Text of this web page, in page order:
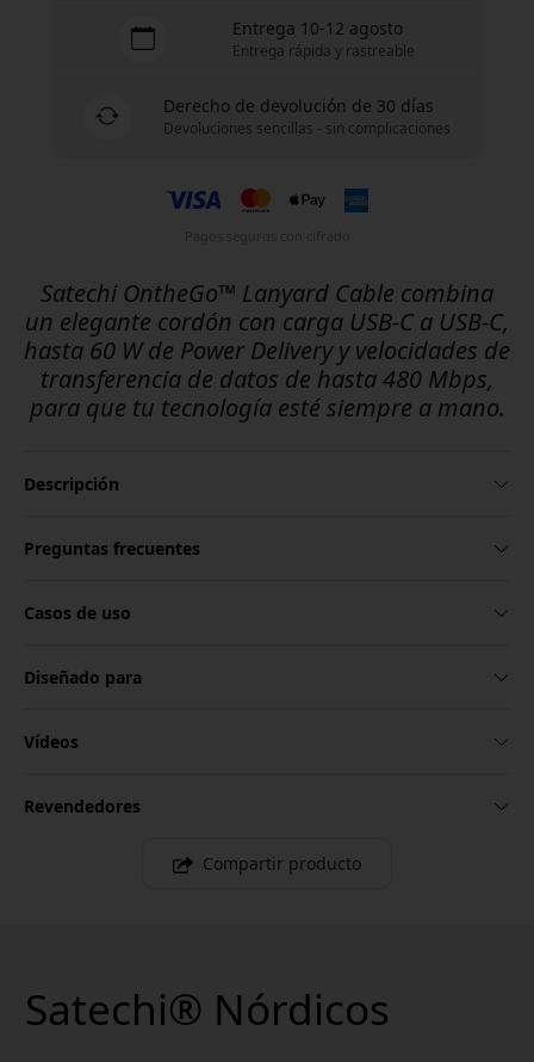
Entrega 10-12 agosto
Entrega rápida y rastreable
Derecho de devolución de 30 días
Devoluciones sencillas - sin complicaciones
Satechi OntheGo™ Lanyard Cable combina
un elegante cordón con carga USB-C a USB-C,
hasta 60 W de Power Delivery y velocidades de
transferencia de datos de hasta 480 Mbps,
para que tu tecnología esté siempre a mano.
Descripción
Preguntas frecuentes
Casos de uso
Diseñado para
Vídeos
Revendedores
Compartir producto
Satechi® Nórdicos